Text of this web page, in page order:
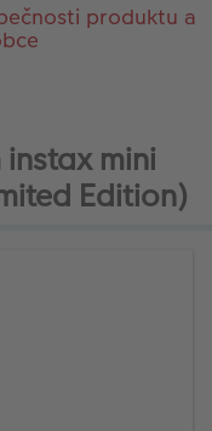
produktu a
instax mini
Edition)